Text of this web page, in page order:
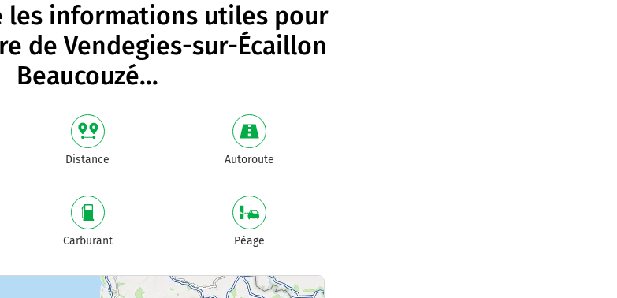
les informations utiles pour
de Vendegies-sur-Écaillon
Beaucouzé...
Distance Autoroute
Carburant Péage